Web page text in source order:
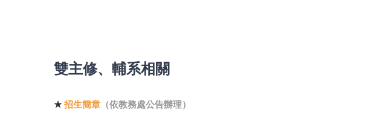
雙主修、輔系相關
★ 招生簡章 （依教務處公告辦理）